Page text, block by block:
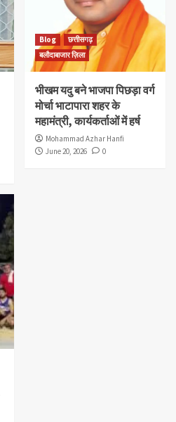
Blog
छत्तीसगढ़
बलौदाबाजार ज़िला
भीखम यदु बने भाजपा पिछड़ा वर्ग
मोर्चा भाटापारा शहर के
महामंत्री, कार्यकर्ताओं में हर्ष
Mohammad Azhar Hanfi
June 20, 2026
0